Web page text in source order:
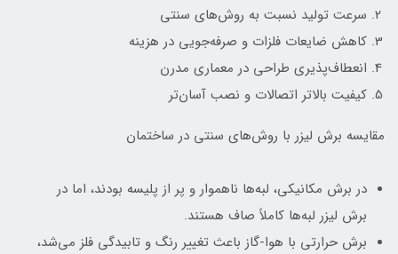
سرعت تولید نسبت به روش‌های سنتی
کاهش ضایعات فلزات و صرفه‌جویی در هزینه
انعطاف‌پذیری طراحی در معماری مدرن
کیفیت بالاتر اتصالات و نصب آسان‌تر
مقایسه برش لیزر با روش‌های سنتی در ساختمان
در برش مکانیکی، لبه‌ها ناهموار و پر از پلیسه بودند، اما در
برش لیزر لبه‌ها کاملاً صاف هستند.
برش حرارتی با هوا-گاز باعث تغییر رنگ و تابیدگی فلز می‌شد،